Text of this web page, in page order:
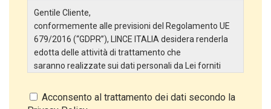
Gentile Cliente,
conformemente alle previsioni del Regolamento UE
679/2016 (“GDPR”), LINCE ITALIA desidera renderla
edotta delle attività di trattamento che
saranno realizzate sui dati personali da Lei forniti
particolare:
Acconsento al trattamento dei dati secondo la